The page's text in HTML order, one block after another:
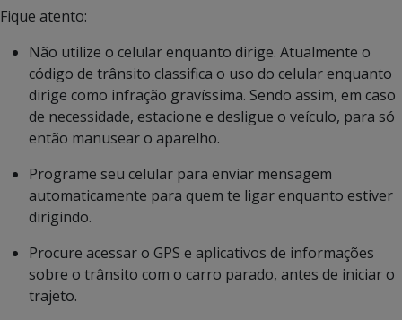
Fique atento:
Não utilize o celular enquanto dirige. Atualmente o
código de trânsito classifica o uso do celular enquanto
dirige como infração gravíssima. Sendo assim, em caso
de necessidade, estacione e desligue o veículo, para só
então manusear o aparelho.
Programe seu celular para enviar mensagem
automaticamente para quem te ligar enquanto estiver
dirigindo.
Procure acessar o GPS e aplicativos de informações
sobre o trânsito com o carro parado, antes de iniciar o
trajeto.